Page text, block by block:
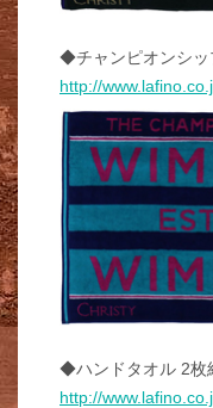
◆チャンピオンシッ
http://
◆ハンドタオル 2
http://